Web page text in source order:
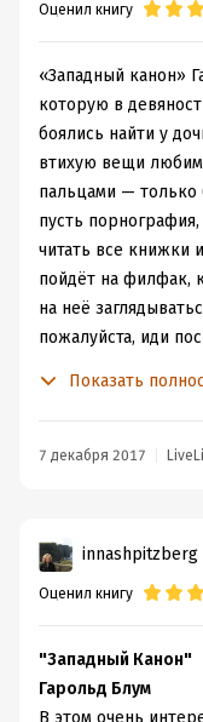
Оценил книгу
«Западный канон»
которую в
боялись найти у
втихую вещи
пальцами — только
пусть
читать все книжки
пойдёт на филфак,
на неё
пожалуйста, иди
как дочка в шутку
литературоведы.
Чтобы прочитать
нужно обладать
1) Отвагой. Не
проклятую печать
только сорок
Показать
7 декабря 2017
innashpitzberg
Оценил книгу
"Западный Канон"
Гарольд Блум
В этом очень